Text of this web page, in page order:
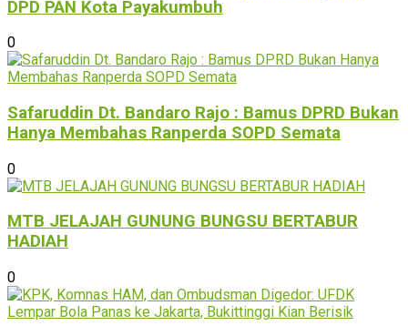
DPD PAN Kota Payakumbuh
0
Safaruddin Dt. Bandaro Rajo : Bamus DPRD Bukan
Hanya Membahas Ranperda SOPD Semata
0
MTB JELAJAH GUNUNG BUNGSU BERTABUR
HADIAH
0